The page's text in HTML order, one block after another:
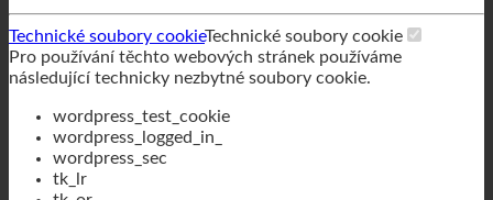
wordpress_sec
tk_lr
tk_or
tk_r3d
Odmítnout všechny služby
Uložit
Přijmout všechny služby
Čeština